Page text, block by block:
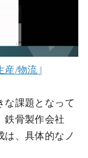
産/物流 |
な課題となって
鉄骨製作会社
は、具体的なノ